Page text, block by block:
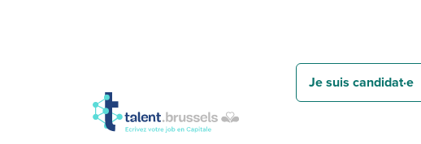
Je suis candidat·e